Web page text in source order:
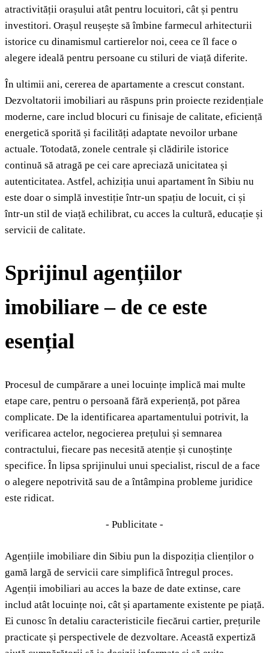
atractivității orașului atât pentru locuitori, cât și pentru
investitori. Orașul reușește să îmbine farmecul arhitecturii
istorice cu dinamismul cartierelor noi, ceea ce îl face o
alegere ideală pentru persoane cu stiluri de viață diferite.
În ultimii ani, cererea de apartamente a crescut constant.
Dezvoltatorii imobiliari au răspuns prin proiecte rezidențiale
moderne, care includ blocuri cu finisaje de calitate, eficiență
energetică sporită și facilități adaptate nevoilor urbane
actuale. Totodată, zonele centrale și clădirile istorice
continuă să atragă pe cei care apreciază unicitatea și
autenticitatea. Astfel, achiziția unui apartament în Sibiu nu
este doar o simplă investiție într-un spațiu de locuit, ci și
într-un stil de viață echilibrat, cu acces la cultură, educație și
servicii de calitate.
Sprijinul agențiilor
imobiliare – de ce este
esențial
Procesul de cumpărare a unei locuințe implică mai multe
etape care, pentru o persoană fără experiență, pot părea
complicate. De la identificarea apartamentului potrivit, la
verificarea actelor, negocierea prețului și semnarea
contractului, fiecare pas necesită atenție și cunoștințe
specifice. În lipsa sprijinului unui specialist, riscul de a face
o alegere nepotrivită sau de a întâmpina probleme juridice
este ridicat.
- Publicitate -
Agențiile imobiliare din Sibiu pun la dispoziția clienților o
gamă largă de servicii care simplifică întregul proces.
Agenții imobiliari au acces la baze de date extinse, care
includ atât locuințe noi, cât și apartamente existente pe piață.
Ei cunosc în detaliu caracteristicile fiecărui cartier, prețurile
practicate și perspectivele de dezvoltare. Această expertiză